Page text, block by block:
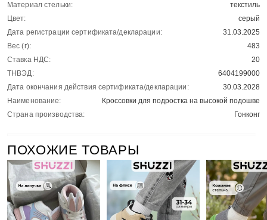
Материал стельки:
текстиль
Цвет:
серый
Дата регистрации сертификата/декларации:
31.03.2025
Вес (г):
483
Ставка НДС:
20
ТНВЭД:
6404199000
Дата окончания действия сертификата/декларации:
30.03.2028
Наименование:
Кроссовки для подростка на высокой подошве
Страна производства:
Гонконг
ПОХОЖИЕ ТОВАРЫ